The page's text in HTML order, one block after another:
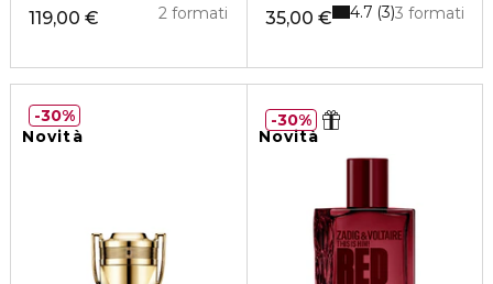
119,00 € 2 formati 35,00 € 3 formati
4.7 3
Novità
30%
Novità
30%